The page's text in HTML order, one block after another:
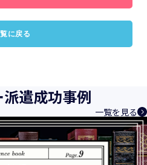
に戻る
遣成功事例
一覧を見る